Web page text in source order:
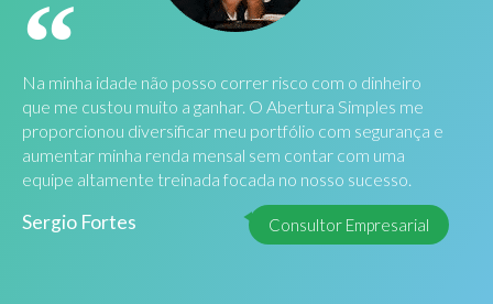
Na minha idade não posso correr risco com o dinheiro
que me custou muito a ganhar. O Abertura Simples me
proporcionou diversificar meu portfólio com segurança e
aumentar minha renda mensal sem contar com uma
equipe altamente treinada focada no nosso sucesso.
Sergio Fortes Consultor Empresarial